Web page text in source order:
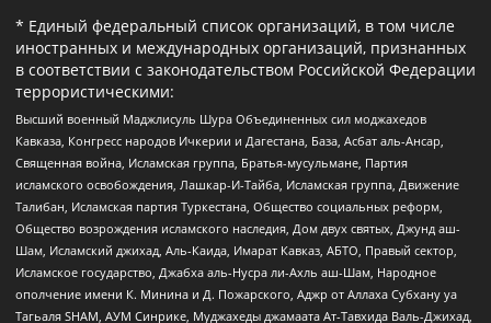
* Единый федеральный список организаций, в том числе
иностранных и международных организаций, признанных
в соответствии с законодательством Российской Федерации
террористическими:
Высший военный Маджлисуль Шура Объединенных сил моджахедов
Кавказа, Конгресс народов Ичкерии и Дагестана, База, Асбат аль-Ансар,
Священная война, Исламская группа, Братья-мусульмане, Партия
исламского освобождения, Лашкар-И-Тайба, Исламская группа, Движение
Талибан, Исламская партия Туркестана, Общество социальных реформ,
Общество возрождения исламского наследия, Дом двух святых, Джунд аш-
Шам, Исламский джихад, Аль-Каида, Имарат Кавказ, АБТО, Правый сектор,
Исламское государство, Джабха аль-Нусра ли-Ахль аш-Шам, Народное
ополчение имени К. Минина и Д. Пожарского, Аджр от Аллаха Субхану уа
Тагьаля SHAM, АУМ Синрике, Муджахеды джамаата Ат-Тавхида Валь-Джихад,